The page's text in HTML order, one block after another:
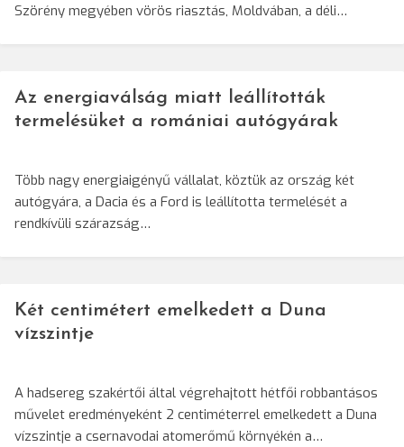
Szörény megyében vörös riasztás, Moldvában, a déli…
Az energiaválság miatt leállították
termelésüket a romániai autógyárak
Több nagy energiaigényű vállalat, köztük az ország két
autógyára, a Dacia és a Ford is leállította termelését a
rendkívüli szárazság…
Két centimétert emelkedett a Duna
vízszintje
A hadsereg szakértői által végrehajtott hétfői robbantásos
művelet eredményeként 2 centiméterrel emelkedett a Duna
vízszintje a csernavodai atomerőmű környékén a…